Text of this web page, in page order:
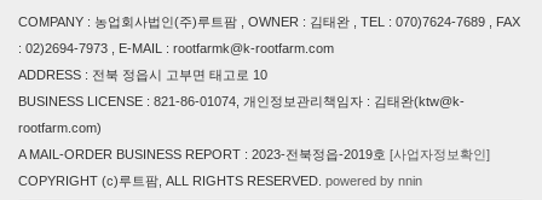
COMPANY : 농업회사법인(주)루트팜 , OWNER : 김태완 , TEL : 070)7624-7689 , FAX
: 02)2694-7973 , E-MAIL : rootfarmk@k-rootfarm.com
ADDRESS : 전북 정읍시 고부면 태고로 10
BUSINESS LICENSE : 821-86-01074, 개인정보관리책임자 : 김태완(ktw@k-
rootfarm.com)
A MAIL-ORDER BUSINESS REPORT : 2023-전북정읍-2019호 [사업자정보확인]
COPYRIGHT (c)루트팜, ALL RIGHTS RESERVED. powered by nnin